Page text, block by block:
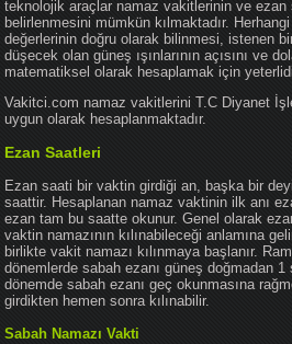
teknolojik araçlar namaz vakitlerinin ve
belirlenmesini mümkün kılmaktadır.
değerlerinin doğru olarak bilinmesi, istenen
düşecek olan güneş ışınlarının açısını ve
matematiksel olarak hesaplamak için
Vakitci.com namaz vakitlerini T.C Diyanet
uygun olarak hesaplanmaktadır.
Ezan Saatleri
Ezan saati bir vaktin girdiği an, başka bir
saattir. Hesaplanan namaz vaktinin ilk anı
ezan tam bu saatte okunur. Genel olarak
vaktin namazının kılınabileceği anlamına
birlikte vakit namazı kılınmaya başlanır.
dönemlerde sabah ezanı güneş doğmadan
dönemde sabah ezanı geç okunmasına
girdikten hemen sonra kılınabilir.
Sabah Namazı Vakti